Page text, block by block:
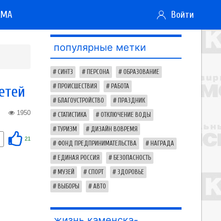
Войти
1950
21
популярные метки
СИНТЗ ПЕРСОНА ОБРАЗОВАНИЕ
ПРОИСШЕСТВИЯ РАБОТА
БЛАГОУСТРОЙСТВО ПРАЗДНИК
СТАТИСТИКА ОТКЛЮЧЕНИЕ ВОДЫ
ТУРИЗМ ДИЗАЙН ВОВРЕМЯ
ФОНД ПРЕДПРИНИМАТЕЛЬСТВА НАГРАДА
ЕДИНАЯ РОССИЯ БЕЗОПАСНОСТЬ
МУЗЕЙ СПОРТ ЗДОРОВЬЕ
ВЫБОРЫ АВТО